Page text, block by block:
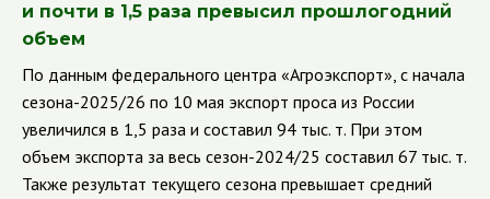
и почти в 1,5 раза превысил прошлогодний
объем
По данным федерального центра «Агроэкспорт», с начала
сезона-2025/26 по 10 мая экспорт проса из России
увеличился в 1,5 раза и составил 94 тыс. т. При этом
объем экспорта за весь сезон-2024/25 составил 67 тыс. т.
Также результат текущего сезона превышает средний